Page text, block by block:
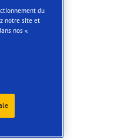
du
notre site et
nos «